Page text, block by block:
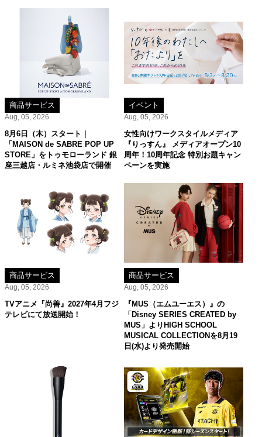
商品サービス
Aug, 05, 2026
8月6日（木）スタート｜
「MAISON de SABRE POP UP
STORE」をトゥモローランド 銀
座三越店・ルミネ池袋店で開催
イベント
Aug, 05, 2026
女性向けワークスタイルメディア
『りっすん』 メディアオープン10
周年！10周年記念 特別お題キャン
ペーンを実施
商品サービス
Aug, 05, 2026
TVアニメ『尚善』2027年4月フジ
テレビにて放送開始！
商品サービス
Aug, 05, 2026
『MUS（エムユーエス）』の
「Disney SERIES CREATED by
MUS」よりHIGH SCHOOL
MUSICAL COLLECTIONを8月19
日(水)より発売開始